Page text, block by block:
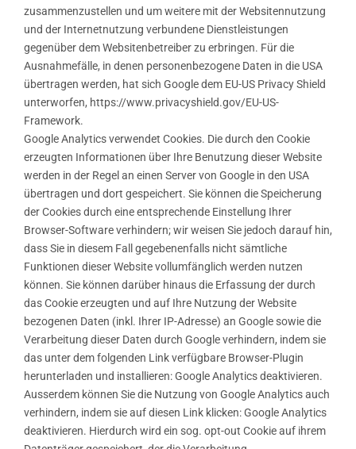
zusammenzustellen und um weitere mit der Websitennutzung
und der Internetnutzung verbundene Dienstleistungen
gegenüber dem Websitenbetreiber zu erbringen. Für die
Ausnahmefälle, in denen personenbezogene Daten in die USA
übertragen werden, hat sich Google dem EU-US Privacy Shield
unterworfen, https://www.privacyshield.gov/EU-US-
Framework.
Google Analytics verwendet Cookies. Die durch den Cookie
erzeugten Informationen über Ihre Benutzung dieser Website
werden in der Regel an einen Server von Google in den USA
übertragen und dort gespeichert. Sie können die Speicherung
der Cookies durch eine entsprechende Einstellung Ihrer
Browser-Software verhindern; wir weisen Sie jedoch darauf hin,
dass Sie in diesem Fall gegebenenfalls nicht sämtliche
Funktionen dieser Website vollumfänglich werden nutzen
können. Sie können darüber hinaus die Erfassung der durch
das Cookie erzeugten und auf Ihre Nutzung der Website
bezogenen Daten (inkl. Ihrer IP-Adresse) an Google sowie die
Verarbeitung dieser Daten durch Google verhindern, indem sie
das unter dem folgenden Link verfügbare Browser-Plugin
herunterladen und installieren: Google Analytics deaktivieren.
Ausserdem können Sie die Nutzung von Google Analytics auch
verhindern, indem sie auf diesen Link klicken: Google Analytics
deaktivieren. Hierdurch wird ein sog. opt-out Cookie auf ihrem